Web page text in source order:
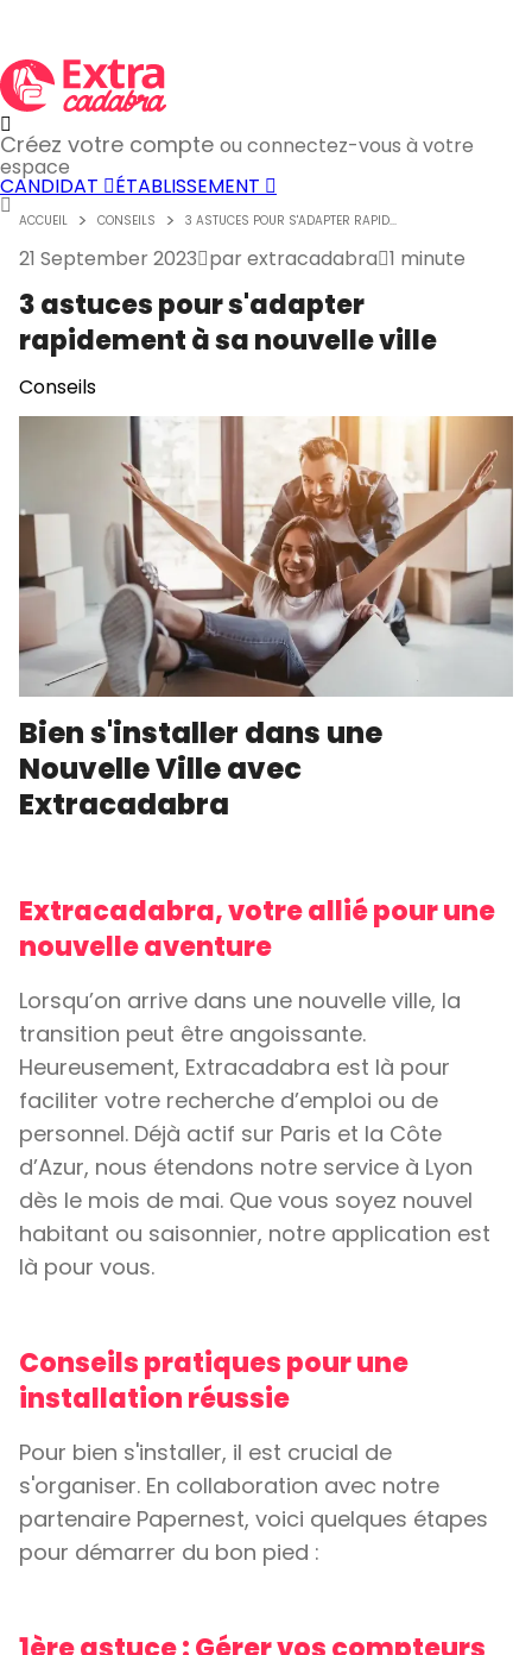
Créez votre compte ou connectez-vous à votre
espace
CANDIDAT ÉTABLISSEMENT
ACCUEIL CONSEILS 3 ASTUCES POUR S'ADAPTER RAPID...
21 September 2023 parextracadabra 1 minute
3 astuces pour s'adapter
rapidement à sa nouvelle ville
Conseils
Bien s'installer dans une
Nouvelle Ville avec
Extracadabra
Extracadabra, votre allié pour une
nouvelle aventure
Lorsqu’on arrive dans une nouvelle ville, la
transition peut être angoissante.
Heureusement, Extracadabra est là pour
faciliter votre recherche d’emploi ou de
personnel. Déjà actif sur Paris et la Côte
d’Azur, nous étendons notre service à Lyon
dès le mois de mai. Que vous soyez nouvel
habitant ou saisonnier, notre application est
là pour vous.
Conseils pratiques pour une
installation réussie
Pour bien s'installer, il est crucial de
s'organiser. En collaboration avec notre
partenaire Papernest, voici quelques étapes
pour démarrer du bon pied :